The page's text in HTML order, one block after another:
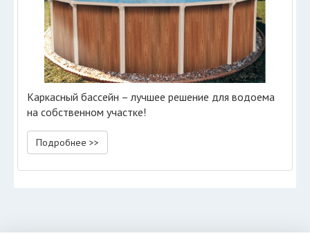
Каркасный бассейн – лучшее решение для водоема
на собственном участке!
Подробнее >>